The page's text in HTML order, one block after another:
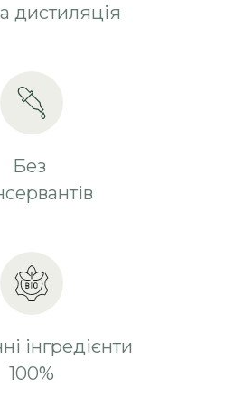
дистиляція
Без
інгредієнти
100%